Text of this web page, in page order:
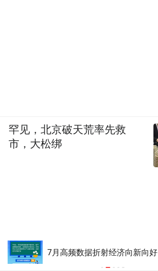
7月高频数据折射经济向新向好
罕见，北京破天荒率先救
市，大松绑